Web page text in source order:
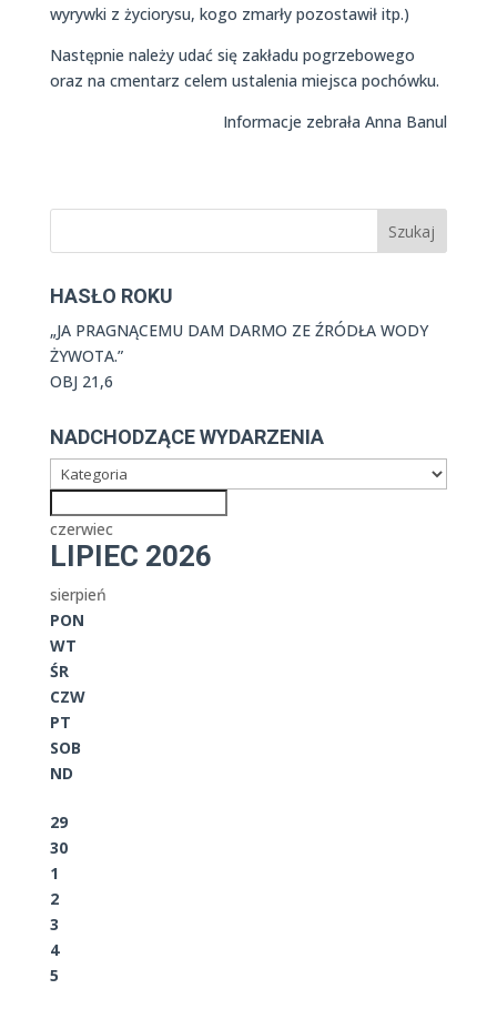
wyrywki z życiorysu, kogo zmarły pozostawił itp.)
Następnie należy udać się zakładu pogrzebowego
oraz na cmentarz celem ustalenia miejsca pochówku.
Informacje zebrała Anna Banul
HASŁO ROKU
„JA PRAGNĄCEMU DAM DARMO ZE ŹRÓDŁA WODY
ŻYWOTA.”
OBJ 21,6
NADCHODZĄCE WYDARZENIA
czerwiec
LIPIEC 2026
sierpień
PON
WT
ŚR
CZW
PT
SOB
ND
29
30
1
2
3
4
5